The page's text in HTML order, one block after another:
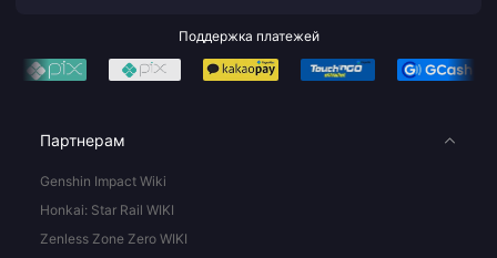
Поддержка платежей
Партнерам
Genshin Impact Wiki
Honkai: Star Rail WIKI
Zenless Zone Zero WIKI